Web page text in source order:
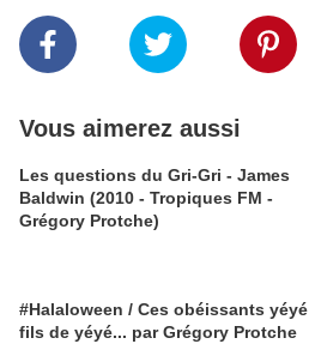
Vous aimerez aussi
Les questions du Gri-Gri - James
Baldwin (2010 - Tropiques FM -
Grégory Protche)
#Halaloween / Ces obéissants yéyé
fils de yéyé... par Grégory Protche